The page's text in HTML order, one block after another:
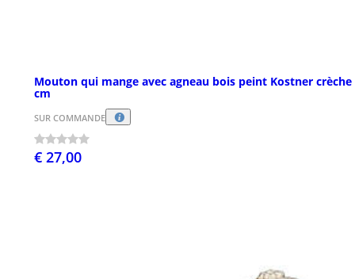
Mouton qui mange avec agneau bois peint Kostner crèche
cm
SUR COMMANDE
€ 27,00